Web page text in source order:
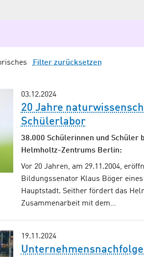
Filter zurücksetzen
03.12.2024
20 Jahre
Schülerlabor
38.000 Schülerinnen und Schüler
Helmholtz-Zentrums Berlin:
Vor 20 Jahren, am 29.11.2004,
Bildungssenator Klaus Böger
Hauptstadt. Seither fördert das
Zusammenarbeit mit dem…
19.11.2024